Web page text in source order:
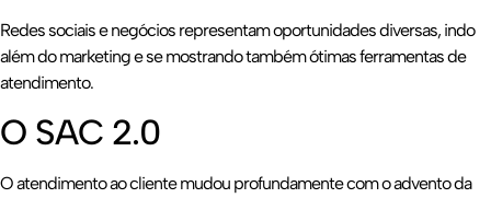
Redes sociais e negócios representam oportunidades diversas, indo
além do marketing e se mostrando também ótimas ferramentas de
atendimento.
O SAC 2.0
O atendimento ao cliente mudou profundamente com o advento da